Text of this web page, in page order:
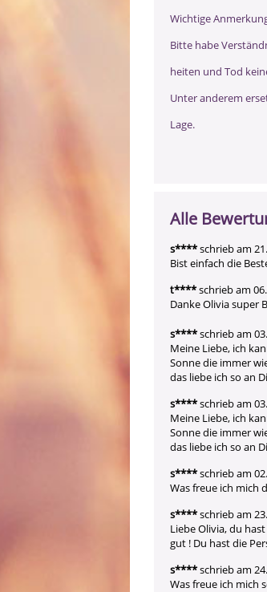
Wichtige
Bitte habe
heiten und Tod
Unter anderem
Lage.
Alle
s****schrieb am
Bist einfach die
t****schrieb am
Danke Olivia super
s****schrieb am
Meine Liebe, ich
Sonne die immer
das liebe ich so an
s****schrieb am
Meine Liebe, ich
Sonne die immer
das liebe ich so an
s****schrieb am
Was freue ich mich
s****schrieb am
Liebe Olivia, du
gut ! Du hast die
s****schrieb am
Was freue ich mich